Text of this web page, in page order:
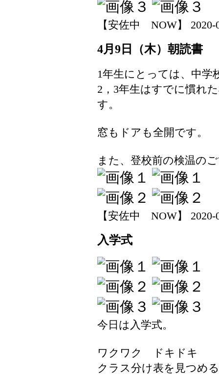
【安佐中 NOW】 2020-
4月9日（木）朝読書
1年生にとっては、中学
2，3年生はすでに慣れ
す。
窓もドアも全開です。
また、登校前の検温の
【安佐中 NOW】 2020-
入学式
今日は入学式。
ワクワク ドキドキ
クラス分け表を見つめ